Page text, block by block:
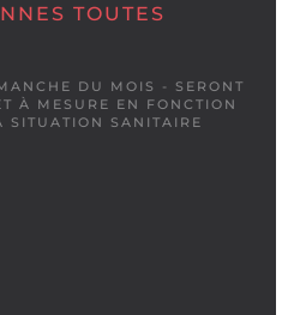
TOUTES
DU MOIS - SERONT
À MESURE EN FONCTION
SANITAIRE